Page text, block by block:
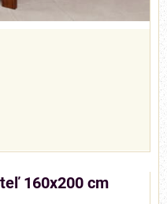
160x200 cm